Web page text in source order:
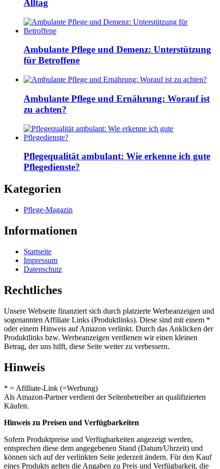
Alltag
Ambulante Pflege und Demenz: Unterstützung
für Betroffene
Ambulante Pflege und Ernährung: Worauf ist
zu achten?
Pflegequalität ambulant: Wie erkenne ich gute
Pflegedienste?
Kategorien
Pflege-Magazin
Informationen
Startseite
Impressum
Datenschutz
Rechtliches
Unsere Webseite finanziert sich durch platzierte Werbeanzeigen und
sogenannten Affiliate Links (Produktlinks). Diese sind mit einem *
oder einem Hinweis auf Amazon verlinkt. Durch das Anklicken der
Produktlinks bzw. Werbeanzeigen verdienen wir einen kleinen
Betrag, der uns hilft, diese Seite weiter zu verbessern.
Hinweis
* = Afilliate-Link (=Werbung)
Als Amazon-Partner verdient der Seitenbetreiber an qualifizierten
Käufen.
Hinweis zu Preisen und Verfügbarkeiten
Sofern Produktpreise und Verfügbarkeiten angezeigt werden,
entsprechen diese dem angegebenen Stand (Datum/Uhrzeit) und
können sich auf der verlinkten Seite jederzeit ändern. Für den Kauf
eines Produkts gelten die Angaben zu Preis und Verfügbarkeit, die